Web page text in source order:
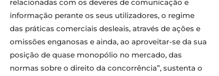
relacionadas com os deveres de comunicação e
informação perante os seus utilizadores, o regime
das práticas comerciais desleais, através de ações e
omissões enganosas e ainda, ao aproveitar-se da sua
posição de quase monopólio no mercado, das
normas sobre o direito da concorrência”, sustenta o